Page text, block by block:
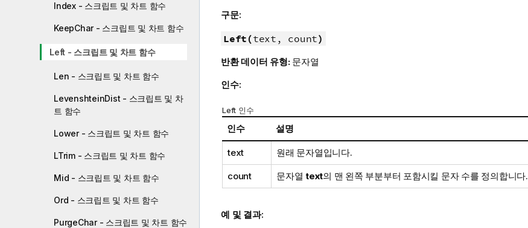
Index - 스크립트 및 차트 함수
KeepChar - 스크립트 및 차트 함수
Left - 스크립트 및 차트 함수
Len - 스크립트 및 차트 함수
LevenshteinDist - 스크립트 및 차
트 함수
Lower - 스크립트 및 차트 함수
LTrim - 스크립트 및 차트 함수
Mid - 스크립트 및 차트 함수
Ord - 스크립트 및 차트 함수
PurgeChar - 스크립트 및 차트 함수
구문:
Left(text, count)
반환 데이터 유형: 문자열
인수:
Left 인수
인수 설명
text 원래 문자열입니다.
count 문자열 text의 맨 왼쪽 부분부터 포함시킬 문자 수를 정의합니다.
예 및 결과: